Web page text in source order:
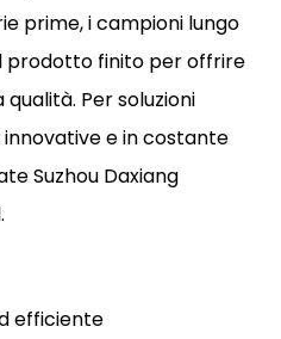
prime, i campioni lungo
prodotto finito per offrire
Per soluzioni
e in costante
Suzhou Daxiang
efficiente